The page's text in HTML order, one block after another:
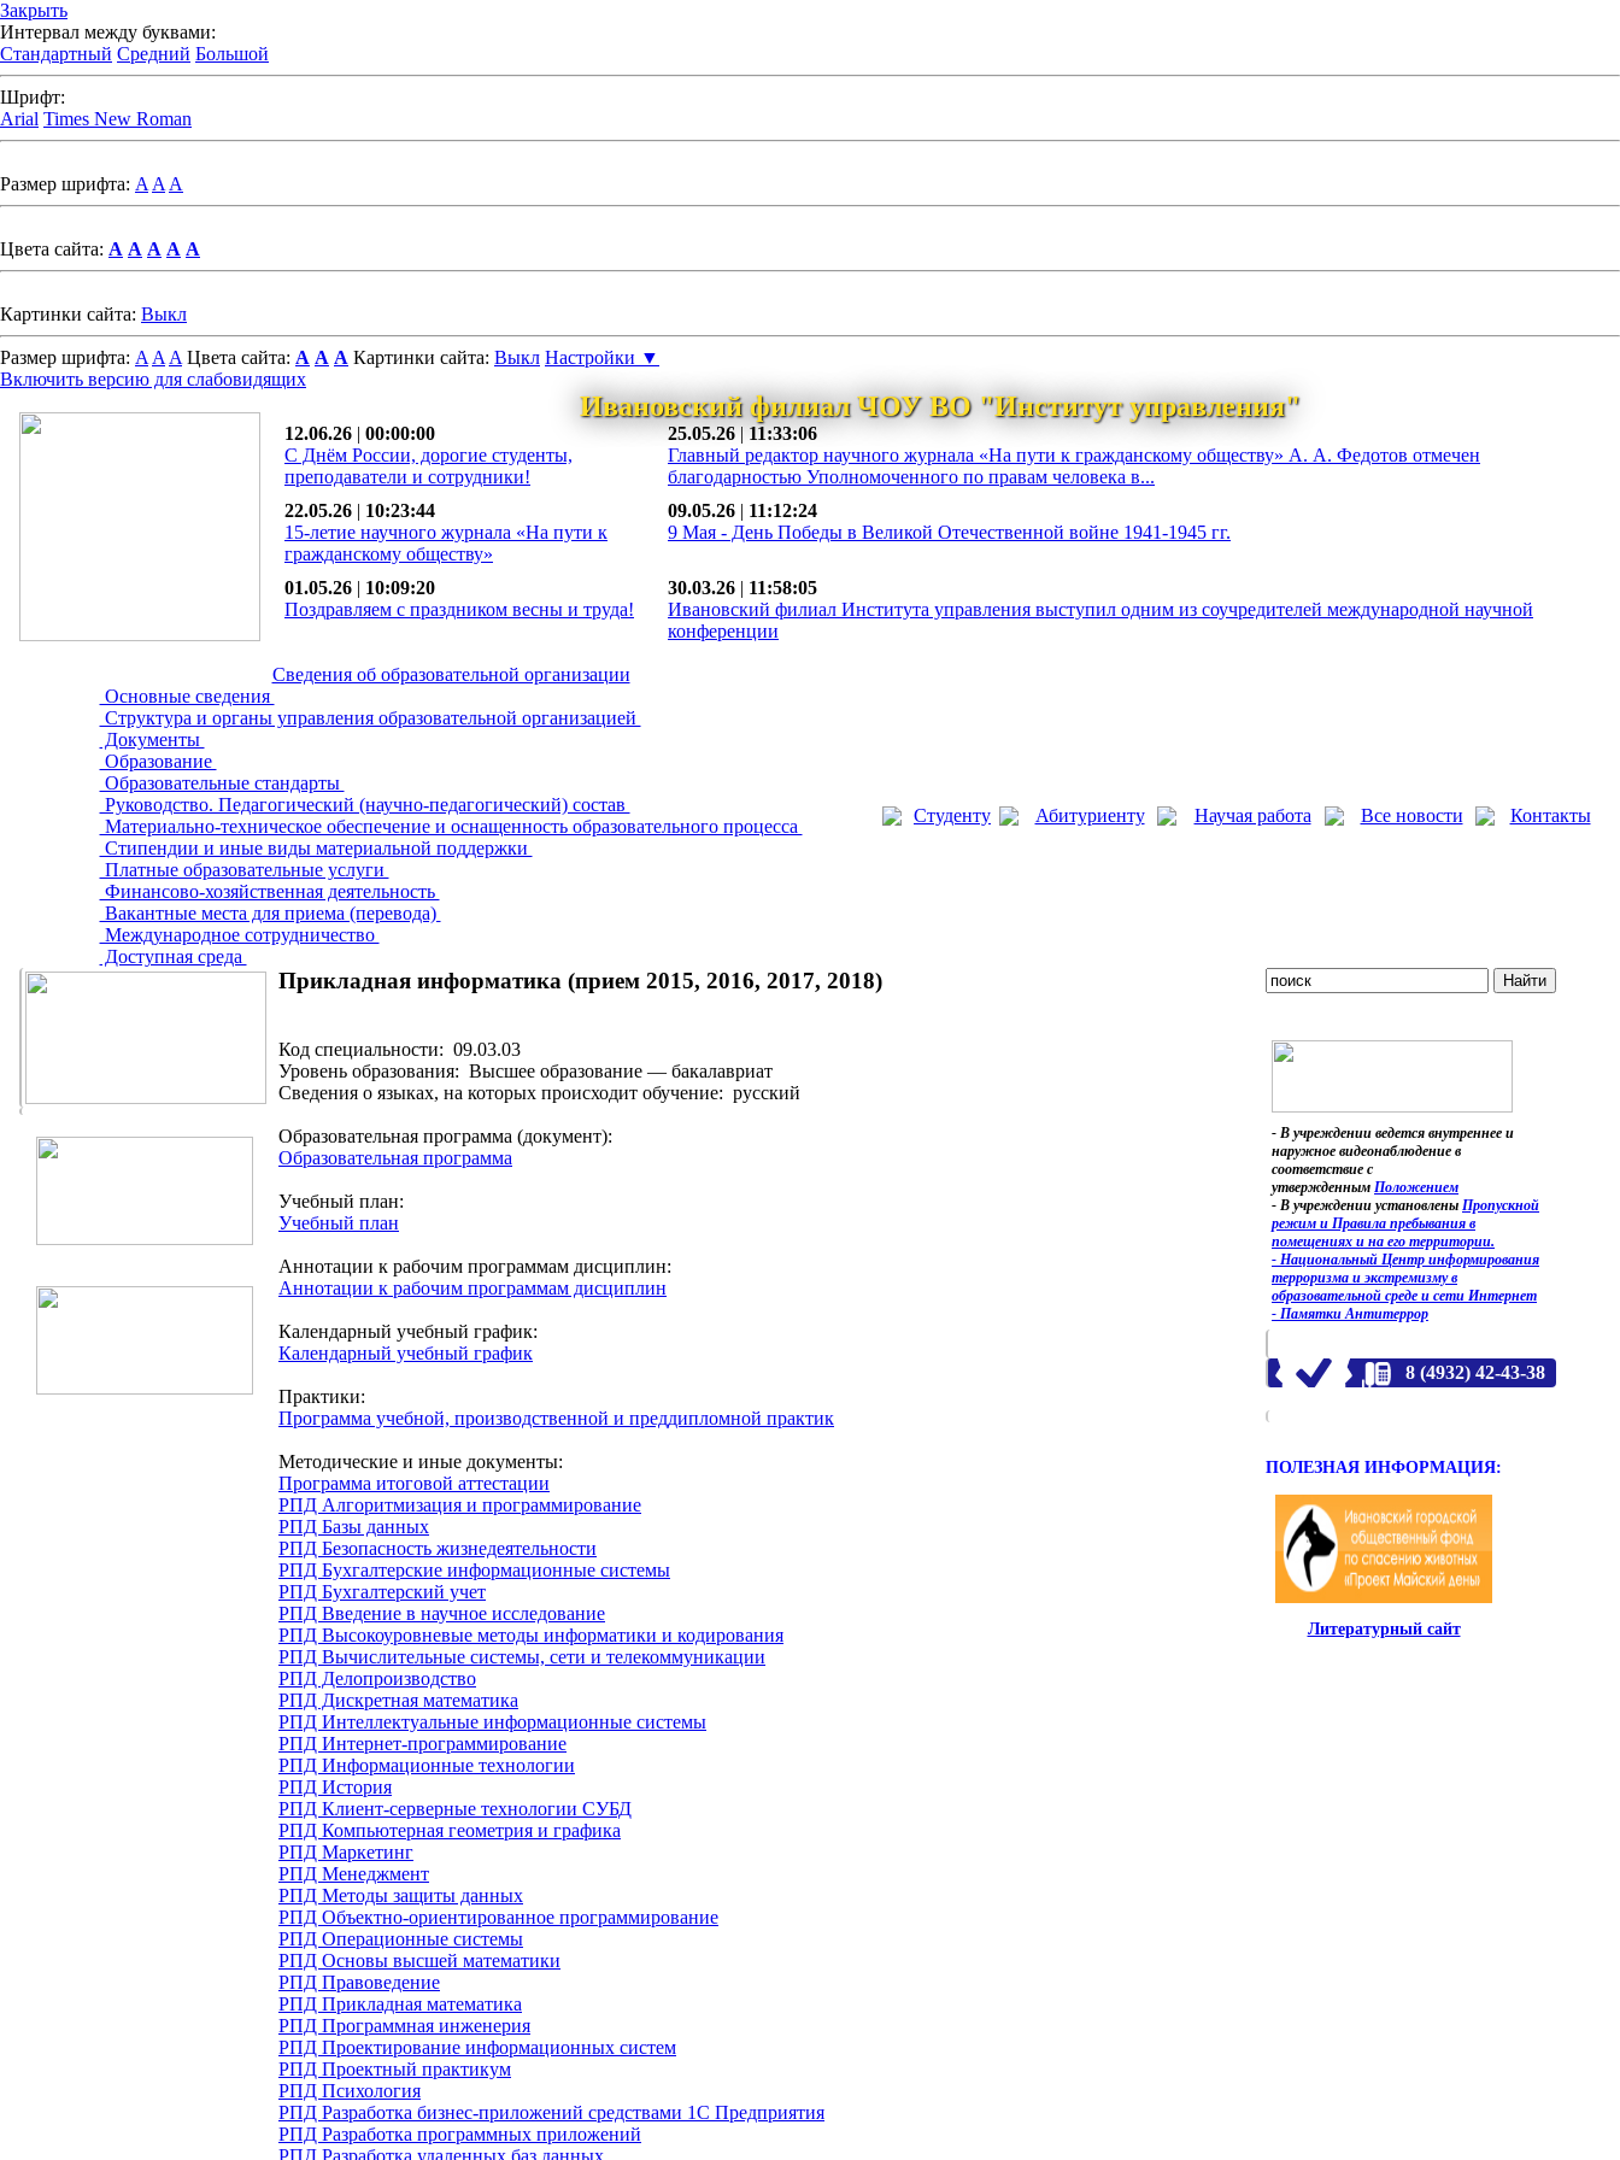
Закрыть
Интервал между буквами:
Стандартный Средний Большой
Шрифт:
Arial Times New Roman
Размер шрифта: A A A
Цвета сайта: A A A A A
Картинки сайта: Выкл
Размер шрифта: A A A Цвета сайта: A A A Картинки сайта: Выкл Настройки ▼
Включить версию для слабовидящих
Ивановский филиал ЧОУ ВО "Институт управления"
12.06.26 | 00:00:00
С Днём России, дорогие студенты,
преподаватели и сотрудники!
25.05.26 | 11:33:06
Главный редактор научного журнала «На пути к гражданскому обществу» А. А. Федотов отмечен
благодарностью Уполномоченного по правам человека в...
22.05.26 | 10:23:44
15-летие научного журнала «На пути к
гражданскому обществу»
09.05.26 | 11:12:24
9 Мая - День Победы в Великой Отечественной войне 1941-1945 гг.
01.05.26 | 10:09:20
Поздравляем с праздником весны и труда!
30.03.26 | 11:58:05
Ивановский филиал Института управления выступил одним из соучредителей международной научной
конференции
Сведения об образовательной организации
Основные сведения
Структура и органы управления образовательной организацией
Документы
Образование
Образовательные стандарты
Руководство. Педагогический (научно-педагогический) состав
Материально-техническое обеспечение и оснащенность образовательного процесса
Стипендии и иные виды материальной поддержки
Платные образовательные услуги
Финансово-хозяйственная деятельность
Вакантные места для приема (перевода)
Международное сотрудничество
Доступная среда
Студенту Абитуриенту Научая работа Все новости Контакты
Прикладная информатика (прием 2015, 2016, 2017, 2018)
Код специальности: 09.03.03
Уровень образования: Высшее образование — бакалавриат
Сведения о языках, на которых происходит обучение: русский
Образовательная программа (документ):
Образовательная программа
Учебный план:
Учебный план
Аннотации к рабочим программам дисциплин:
Аннотации к рабочим программам дисциплин
Календарный учебный график:
Календарный учебный график
Практики:
Программа учебной, производственной и преддипломной практик
Методические и иные документы:
Программа итоговой аттестации
РПД Алгоритмизация и программирование
РПД Базы данных
РПД Безопасность жизнедеятельности
РПД Бухгалтерские информационные системы
РПД Бухгалтерский учет
РПД Введение в научное исследование
РПД Высокоуровневые методы информатики и кодирования
РПД Вычислительные системы, сети и телекоммуникации
РПД Делопроизводство
РПД Дискретная математика
РПД Интеллектуальные информационные системы
РПД Интернет-программирование
РПД Информационные технологии
РПД История
РПД Клиент-серверные технологии СУБД
РПД Компьютерная геометрия и графика
РПД Маркетинг
РПД Менеджмент
РПД Методы защиты данных
РПД Объектно-ориентированное программирование
РПД Операционные системы
РПД Основы высшей математики
РПД Правоведение
РПД Прикладная математика
РПД Программная инженерия
РПД Проектирование информационных систем
РПД Проектный практикум
РПД Психология
РПД Разработка бизнес-приложений средствами 1С Предприятия
РПД Разработка программных приложений
РПД Разработка удаленных баз данных
- В учреждении ведется внутреннее и
наружное видеонаблюдение в
соответствие с
утвержденным Положением
- В учреждении установлены Пропускной
режим и Правила пребывания в
помещениях и на его территории.
- Национальный Центр информирования
терроризма и экстремизму в
образовательной среде и сети Интернет
- Памятки Антитеррор
8 (4932) 42-43-38
ПОЛЕЗНАЯ ИНФОРМАЦИЯ:
Литературный сайт